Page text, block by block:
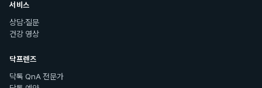
서비스
상담·질문
건강 영상
닥프렌즈
닥톡 QnA 전문가